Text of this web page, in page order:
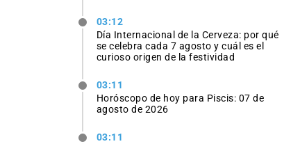
03:12
Día Internacional de la Cerveza: por qué
se celebra cada 7 agosto y cuál es el
curioso origen de la festividad
03:11
Horóscopo de hoy para Piscis: 07 de
agosto de 2026
03:11